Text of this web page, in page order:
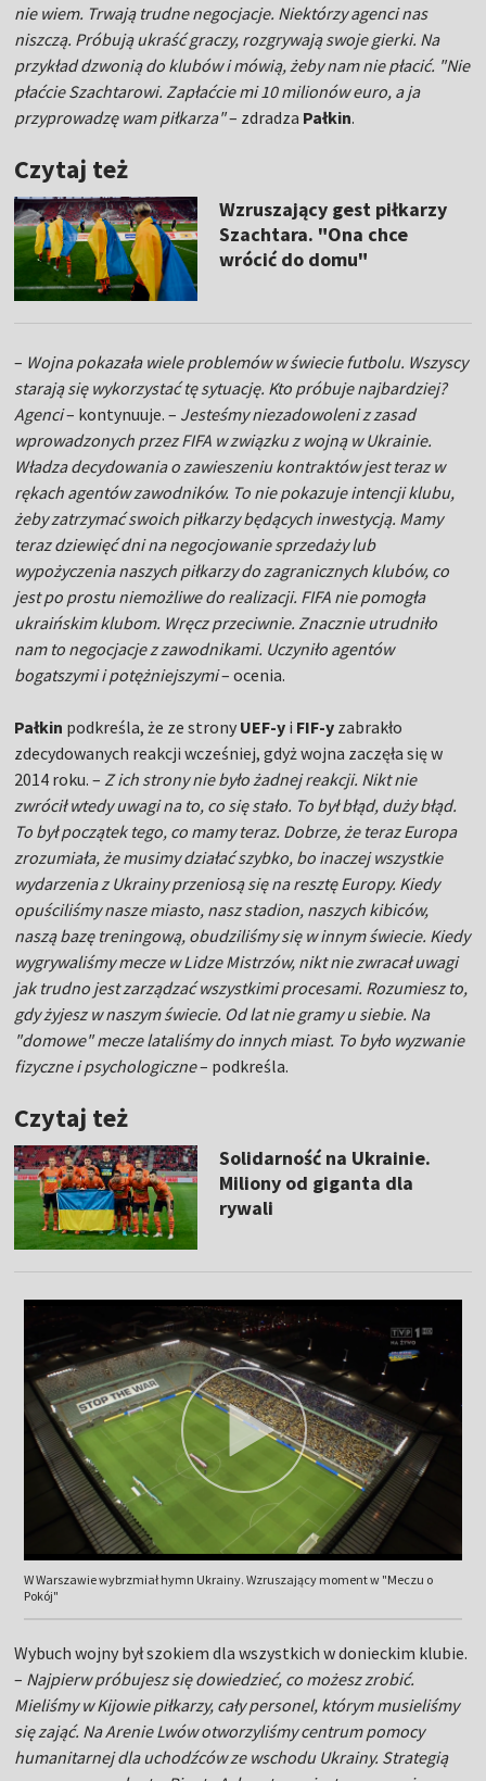
nie wiem. Trwają trudne negocjacje. Niektórzy agenci nas
niszczą. Próbują ukraść graczy, rozgrywają swoje gierki. Na
przykład dzwonią do klubów i mówią, żeby nam nie płacić. "Nie
płaćcie Szachtarowi. Zapłaćcie mi 10 milionów euro, a ja
przyprowadzę wam piłkarza"– zdradza Pałkin.
Czytaj też
Wzruszający gest piłkarzy
Szachtara. "Ona chce
wrócić do domu"
– Wojna pokazała wiele problemów w świecie futbolu. Wszyscy
starają się wykorzystać tę sytuację. Kto próbuje najbardziej?
Agenci– kontynuuje. – Jesteśmy niezadowoleni z zasad
wprowadzonych przez FIFA w związku z wojną w Ukrainie.
Władza decydowania o zawieszeniu kontraktów jest teraz w
rękach agentów zawodników. To nie pokazuje intencji klubu,
żeby zatrzymać swoich piłkarzy będących inwestycją. Mamy
teraz dziewięć dni na negocjowanie sprzedaży lub
wypożyczenia naszych piłkarzy do zagranicznych klubów, co
jest po prostu niemożliwe do realizacji. FIFA nie pomogła
ukraińskim klubom. Wręcz przeciwnie. Znacznie utrudniło
nam to negocjacje z zawodnikami. Uczyniło agentów
bogatszymi i potężniejszymi– ocenia.
Pałkin podkreśla, że ze strony UEF-y i FIF-y zabrakło
zdecydowanych reakcji wcześniej, gdyż wojna zaczęła się w
2014 roku. –Z ich strony nie było żadnej reakcji. Nikt nie
zwrócił wtedy uwagi na to, co się stało. To był błąd, duży błąd.
To był początek tego, co mamy teraz. Dobrze, że teraz Europa
zrozumiała, że musimy działać szybko, bo inaczej wszystkie
wydarzenia z Ukrainy przeniosą się na resztę Europy. Kiedy
opuściliśmy nasze miasto, nasz stadion, naszych kibiców,
naszą bazę treningową, obudziliśmy się w innym świecie. Kiedy
wygrywaliśmy mecze w Lidze Mistrzów, nikt nie zwracał uwagi
jak trudno jest zarządzać wszystkimi procesami. Rozumiesz to,
gdy żyjesz w naszym świecie. Od lat nie gramy u siebie. Na
"domowe" mecze lataliśmy do innych miast. To było wyzwanie
fizyczne i psychologiczne– podkreśla.
Czytaj też
Solidarność na Ukrainie.
Miliony od giganta dla
rywali
W Warszawie wybrzmiał hymn Ukrainy. Wzruszający moment w "Meczu o
Pokój"
Wybuch wojny był szokiem dla wszystkich w donieckim klubie.
– Najpierw próbujesz się dowiedzieć, co możesz zrobić.
Mieliśmy w Kijowie piłkarzy, cały personel, którym musieliśmy
się zająć. Na Arenie Lwów otworzyliśmy centrum pomocy
humanitarnej dla uchodźców ze wschodu Ukrainy. Strategią